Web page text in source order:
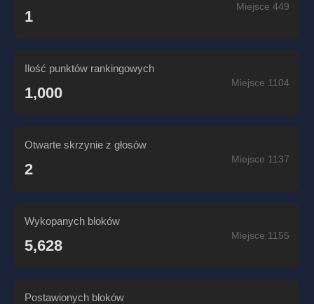
1
Miejsce 449
Ilość punktów rankingowych
1,000
Miejsce 1104
Otwarte skrzynie z głosów
2
Miejsce 1137
Wykopanych bloków
5,628
Miejsce 1155
Postawionych bloków